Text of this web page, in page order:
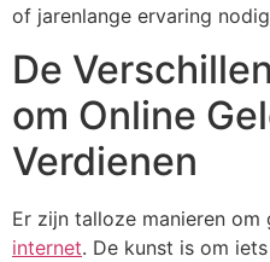
of jarenlange ervaring
De
om Online
Verdienen
Er zijn talloze manieren om
internet. De kunst is om